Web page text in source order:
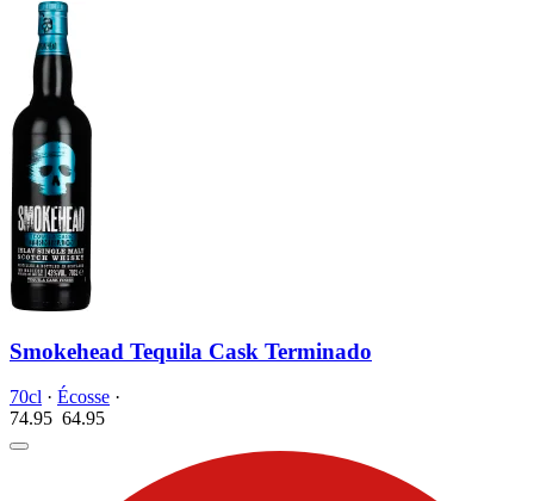
Smokehead Tequila Cask Terminado
70cl · Écosse ·
74.95 64.95